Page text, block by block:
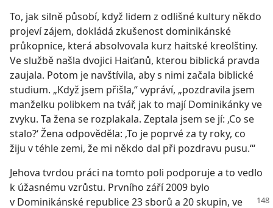
To, jak silně působí, když lidem z odlišné kultury někdo
projeví zájem, dokládá zkušenost dominikánské
průkopnice, která absolvovala kurz haitské kreolštiny.
Ve službě našla dvojici Haiťanů, kterou biblická pravda
zaujala. Potom je navštívila, aby s nimi začala biblické
studium. „Když jsem přišla,“ vypráví, „pozdravila jsem
manželku polibkem na tvář, jak to mají Dominikánky ve
zvyku. Ta žena se rozplakala. Zeptala jsem se jí: ‚Co se
stalo?‘ Žena odpověděla: ‚To je poprvé za ty roky, co
žiju v téhle zemi, že mi někdo dal při pozdravu pusu.‘“
Jehova tvrdou práci na tomto poli podporuje a to vedlo
k úžasnému vzrůstu. Prvního září 2009 bylo
v Dominikánské republice 23 sborů a 20 skupin, ve